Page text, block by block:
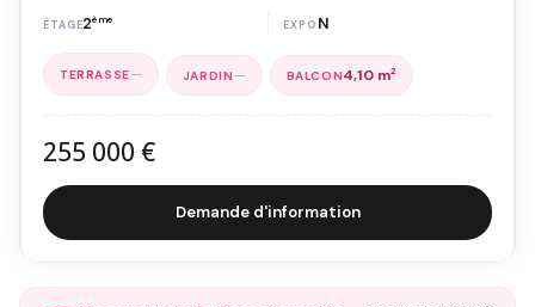
2ème N
— — 4,10 m2
255 000 €
Demande d'information